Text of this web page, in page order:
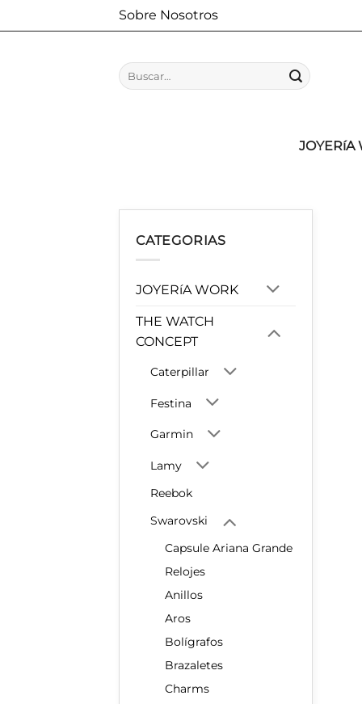
al
Sobre Nosotros
Buscar
por:
JOYERíA
CATEGORIAS
JOYERíA WORK
THE WATCH
CONCEPT
Caterpillar
Festina
Garmin
Lamy
Reebok
Swarovski
Capsule Ariana Grande
Relojes
Anillos
Aros
Bolígrafos
Brazaletes
Charms